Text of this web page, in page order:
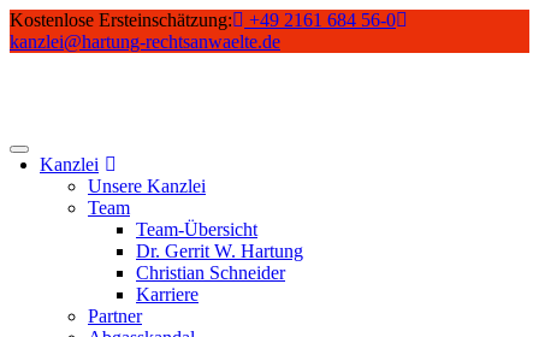
Skip
to
Kostenlose Ersteinschätzung:
+49 2161 684 56-0
kanzlei@hartung-rechtsanwaelte.de
Kanzlei
Unsere Kanzlei
Team
Team-Übersicht
Dr. Gerrit W. Hartung
Christian Schneider
Karriere
Partner